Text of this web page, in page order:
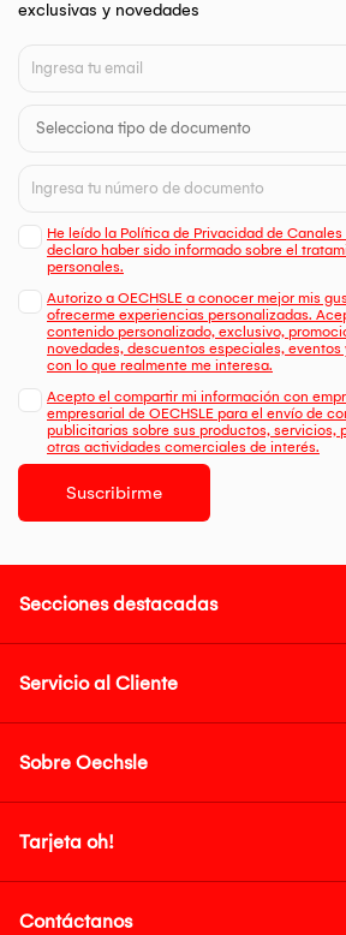
exclusivas y novedades
He leído la Política de Privacidad de Canales
declaro haber sido informado sobre el
personales.
Autorizo a OECHSLE a conocer mejor mis
ofrecerme experiencias personalizadas.
contenido personalizado, exclusivo,
novedades, descuentos especiales,
con lo que realmente me interesa.
Acepto el compartir mi información con
empresarial de OECHSLE para el envío de
publicitarias sobre sus productos, servicios,
otras actividades comerciales de interés.
Suscribirme
Secciones destacadas
Servicio al Cliente
Sobre Oechsle
Tarjeta oh!
Contáctanos